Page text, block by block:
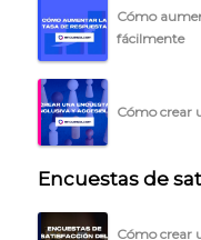
Cómo
fácilmente
Cómo crear
Encuestas de
Cómo crear